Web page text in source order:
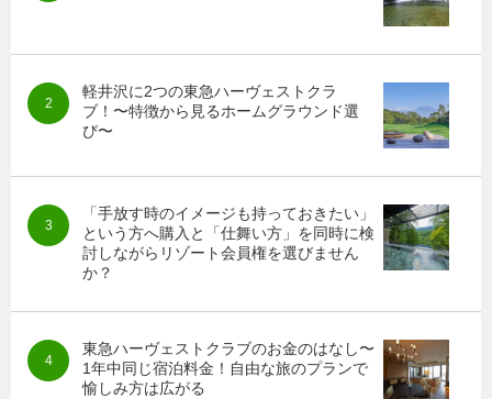
軽井沢に2つの東急ハーヴェストクラ
ブ！〜特徴から見るホームグラウンド選
び〜
「手放す時のイメージも持っておきたい」
という方へ購入と「仕舞い方」を同時に検
討しながらリゾート会員権を選びません
か？
東急ハーヴェストクラブのお金のはなし〜
1年中同じ宿泊料金！自由な旅のプランで
愉しみ方は広がる